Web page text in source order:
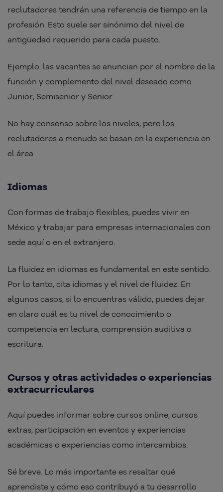
reclutadores tendrán una referencia de tiempo en la
profesión. Esto suele ser sinónimo del nivel de
antigüedad requerido para cada puesto.
Ejemplo: las vacantes se anuncian por el nombre de la
función y complemento del nivel deseado como
Junior, Semisenior y Senior.
No hay consenso sobre los niveles, pero los
reclutadores a menudo se basan en la experiencia en
el área
Idiomas
Con formas de trabajo flexibles, puedes vivir en
México y trabajar para empresas internacionales con
sede aquí o en el extranjero.
La fluidez en idiomas es fundamental en este sentido.
Por lo tanto, cita idiomas y el nivel de fluidez. En
algunos casos, si lo encuentras válido, puedes dejar
en claro cuál es tu nivel de conocimiento o
competencia en lectura, comprensión auditiva o
escritura.
Cursos y otras actividades o experiencias
extracurriculares
Aquí puedes informar sobre cursos online, cursos
extras, participación en eventos y experiencias
académicas o experiencias como intercambios.
Sé breve. Lo más importante es resaltar qué
aprendiste y cómo eso contribuyó a tu desarrollo